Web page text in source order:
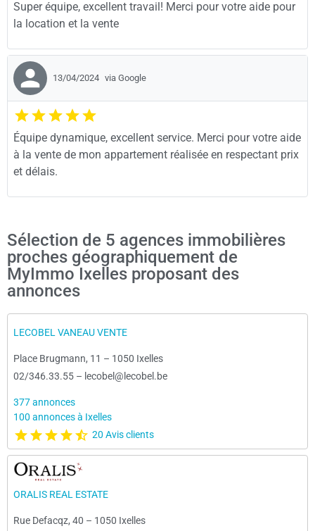
Super équipe, excellent travail! Merci pour votre aide pour
la location et la vente
13/04/2024 via Google
Équipe dynamique, excellent service. Merci pour votre aide
à la vente de mon appartement réalisée en respectant prix
et délais.
Sélection de 5 agences immobilières
proches géographiquement de
MyImmo Ixelles proposant des
annonces
LECOBEL VANEAU VENTE
Place Brugmann, 11 – 1050 Ixelles
02/346.33.55 – lecobel@lecobel.be
377 annonces
100 annonces à Ixelles
20 Avis clients
ORALIS REAL ESTATE
Rue Defacqz, 40 – 1050 Ixelles